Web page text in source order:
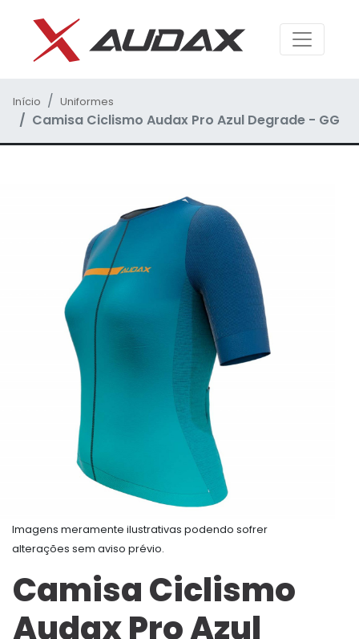
Início Uniformes
Camisa Ciclismo Audax Pro Azul Degrade - GG
Imagens meramente ilustrativas podendo sofrer
alterações sem aviso prévio.
Camisa Ciclismo
Audax Pro Azul